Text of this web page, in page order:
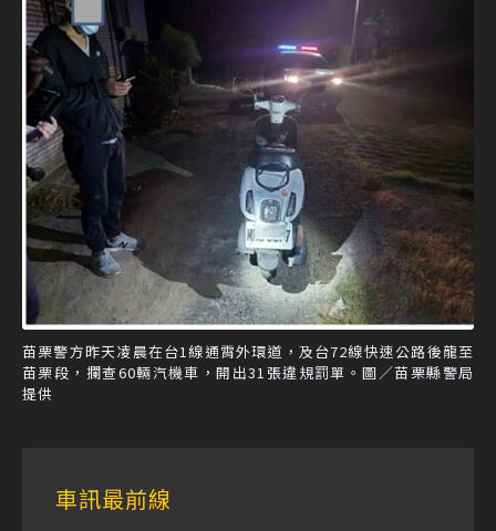
苗栗警方昨天凌晨在台1線通霄外環道，及台72線快速公路後龍至
苗栗段，攔查60輛汽機車，開出31張違規罰單。圖／苗栗縣警局
提供
車訊最前線